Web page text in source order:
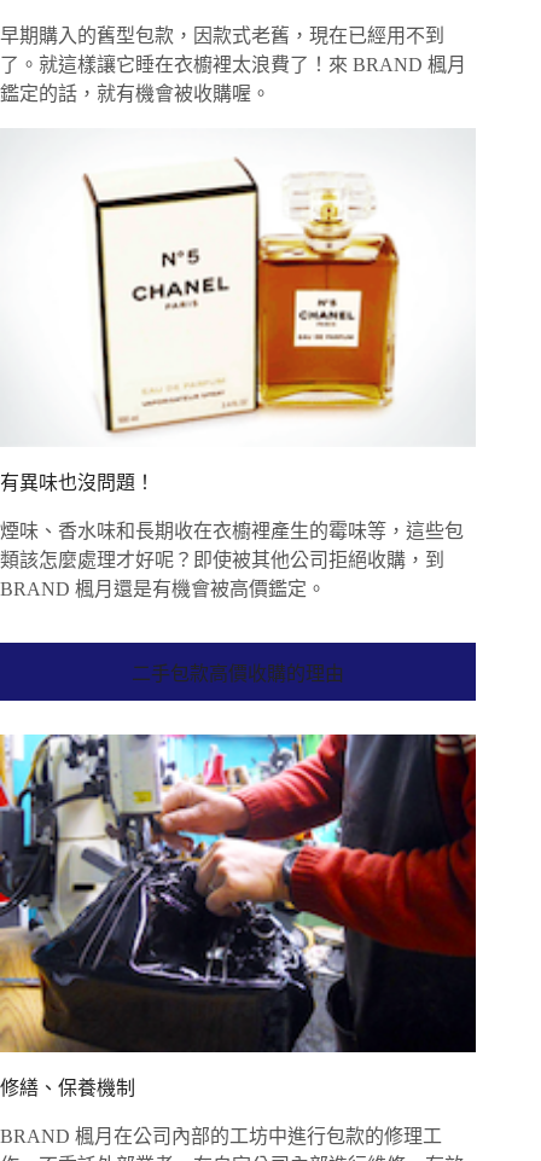
早期購入的舊型包款，因款式老舊，現在已經用不到
了。就這樣讓它睡在衣櫥裡太浪費了！來 BRAND 楓月
鑑定的話，就有機會被收購喔。
有異味也沒問題！
煙味、香水味和長期收在衣櫥裡產生的霉味等，這些包
類該怎麼處理才好呢？即使被其他公司拒絕收購，到
BRAND 楓月還是有機會被高價鑑定。
二手包款高價收購的理由
修繕、保養機制
BRAND 楓月在公司內部的工坊中進行包款的修理工